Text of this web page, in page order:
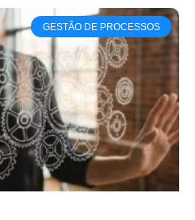
GESTÃO DE PROCESSOS